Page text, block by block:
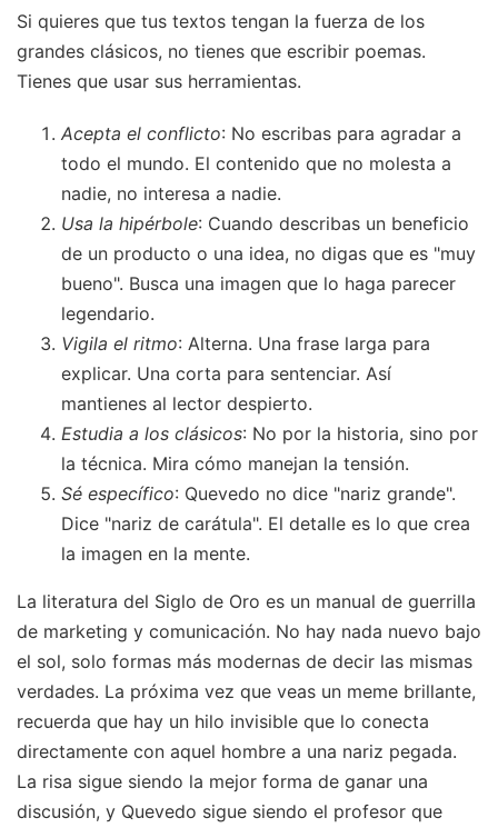
Si quieres que tus textos tengan la fuerza de los
grandes clásicos, no tienes que escribir poemas.
Tienes que usar sus herramientas.
Acepta el conflicto: No escribas para agradar a
todo el mundo. El contenido que no molesta a
nadie, no interesa a nadie.
Usa la hipérbole: Cuando describas un beneficio
de un producto o una idea, no digas que es "muy
bueno". Busca una imagen que lo haga parecer
legendario.
Vigila el ritmo: Alterna. Una frase larga para
explicar. Una corta para sentenciar. Así
mantienes al lector despierto.
Estudia a los clásicos: No por la historia, sino por
la técnica. Mira cómo manejan la tensión.
Sé específico: Quevedo no dice "nariz grande".
Dice "nariz de carátula". El detalle es lo que crea
la imagen en la mente.
La literatura del Siglo de Oro es un manual de guerrilla
de marketing y comunicación. No hay nada nuevo bajo
el sol, solo formas más modernas de decir las mismas
verdades. La próxima vez que veas un meme brillante,
recuerda que hay un hilo invisible que lo conecta
directamente con aquel hombre a una nariz pegada.
La risa sigue siendo la mejor forma de ganar una
discusión, y Quevedo sigue siendo el profesor que